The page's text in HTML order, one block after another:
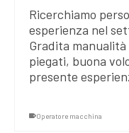
Ricerchiamo
esperienza nel
Gradita
piegati, buona
presente
Operatore macchina